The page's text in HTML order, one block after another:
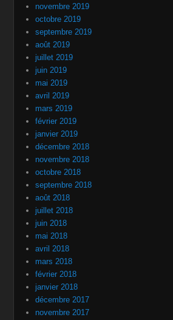
novembre 2019
octobre 2019
septembre 2019
août 2019
juillet 2019
juin 2019
mai 2019
avril 2019
mars 2019
février 2019
janvier 2019
décembre 2018
novembre 2018
octobre 2018
septembre 2018
août 2018
juillet 2018
juin 2018
mai 2018
avril 2018
mars 2018
février 2018
janvier 2018
décembre 2017
novembre 2017